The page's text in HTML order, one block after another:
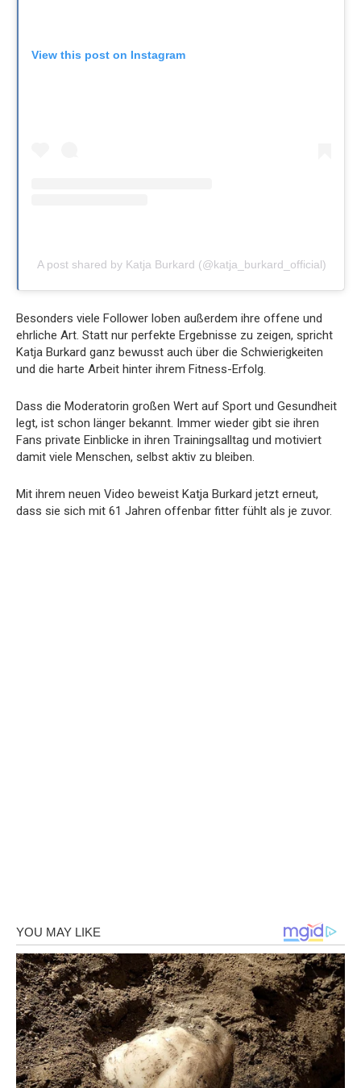
View this post on Instagram
A post shared by Katja Burkard (@katja_burkard_official)
Besonders viele Follower loben außerdem ihre offene und
ehrliche Art. Statt nur perfekte Ergebnisse zu zeigen, spricht
Katja Burkard ganz bewusst auch über die Schwierigkeiten
und die harte Arbeit hinter ihrem Fitness-Erfolg.
Dass die Moderatorin großen Wert auf Sport und Gesundheit
legt, ist schon länger bekannt. Immer wieder gibt sie ihren
Fans private Einblicke in ihren Trainingsalltag und motiviert
damit viele Menschen, selbst aktiv zu bleiben.
Mit ihrem neuen Video beweist Katja Burkard jetzt erneut,
dass sie sich mit 61 Jahren offenbar fitter fühlt als je zuvor.